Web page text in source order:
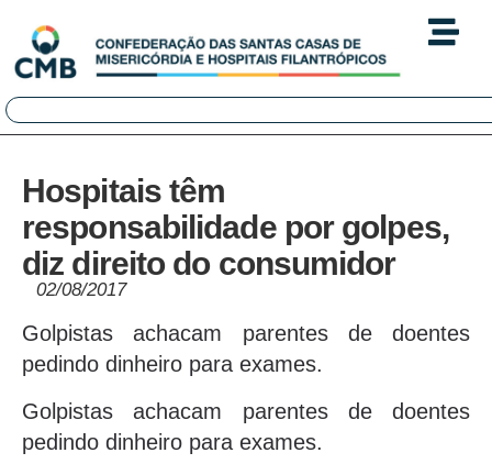
Hospitais têm
responsabilidade por golpes,
diz direito do consumidor
02/08/2017
Golpistas achacam parentes de doentes
pedindo dinheiro para exames.
Golpistas achacam parentes de doentes
pedindo dinheiro para exames.